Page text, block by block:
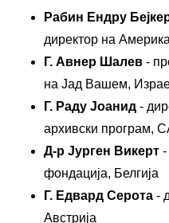
Рабин Ендру
директор на
Г. Авнер Шалев -
на Јад Вашем,
Г. Раду Јоанид -
архивски програм,
Д-р Јурген Викерт
фондација, Белгија
Г. Едвард Серота -
Австрија